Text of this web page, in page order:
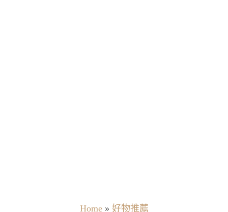
Home» 好物推薦